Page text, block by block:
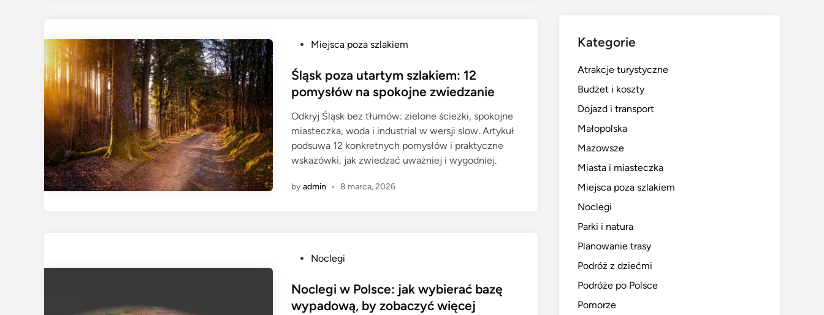
s
t
e
d
i
n
Miejsca poza szlakiem
Śląsk poza utartym szlakiem: 12
pomysłów na spokojne zwiedzanie
Odkryj Śląsk bez tłumów: zielone ścieżki, spokojne
miasteczka, woda i industrial w wersji slow. Artykuł
podsuwa 12 konkretnych pomysłów i praktyczne
wskazówki, jak zwiedzać uważniej i wygodniej.
byadmin • 8 marca, 2026
s
t
Noclegi
Noclegi w Polsce: jak wybierać bazę
wypadową, by zobaczyć więcej
Kategorie
Atrakcje turystyczne
Budżet i koszty
Dojazd i transport
Małopolska
Mazowsze
Miasta i miasteczka
Miejsca poza szlakiem
Noclegi
Parki i natura
Planowanie trasy
Podróż z dziećmi
Podróże po Polsce
Pomorze